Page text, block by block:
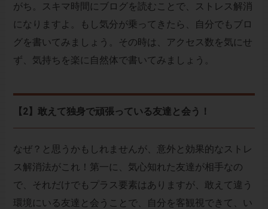
がち。スキマ時間にブログを読むことで、ストレス解消
になりますよ。もし気分が乗ってきたら、自分でもブロ
グを書いてみましょう。その時は、アクセス数を気にせ
ず、気持ちを楽に自然体で書いてみましょう。
【2】敢えて独身で頑張っている友達と会う！
なぜ？と思うかもしれませんが、意外と効果的なストレ
ス解消法がこれ！第一に、気心知れた友達が相手なの
で、それだけでもプラス要素はありますが、敢えて違う
環境にいる友達と会うことで、自分を客観視できて、い